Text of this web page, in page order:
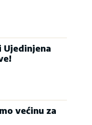
Ujedinjena
većinu za